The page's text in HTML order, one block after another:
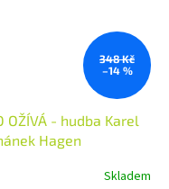
348 Kč
–14 %
OŽÍVÁ - hudba Karel
Hagen
Skladem